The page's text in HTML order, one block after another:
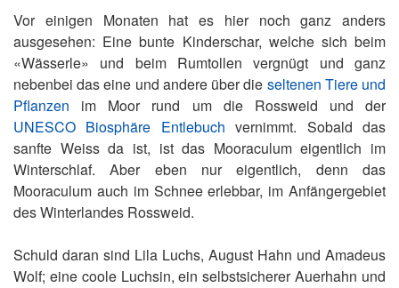
Vor einigen Monaten hat es hier noch ganz anders
ausgesehen: Eine bunte Kinderschar, welche sich beim
«Wässerle» und beim Rumtollen vergnügt und ganz
nebenbei das eine und andere über die seltenen Tiere und
Pflanzen im Moor rund um die Rossweid und der
UNESCO Biosphäre Entlebuch vernimmt. Sobald das
sanfte Weiss da ist, ist das Mooraculum eigentlich im
Winterschlaf. Aber eben nur eigentlich, denn das
Mooraculum auch im Schnee erlebbar, im Anfängergebiet
des Winterlandes Rossweid.
Schuld daran sind Lila Luchs, August Hahn und Amadeus
Wolf; eine coole Luchsin, ein selbstsicherer Auerhahn und